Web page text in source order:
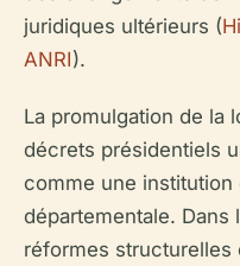
juridiques ultérieurs (
ANRI).
La promulgation de la
décrets présidentiels
comme une
départementale. Dans
réformes structurelles